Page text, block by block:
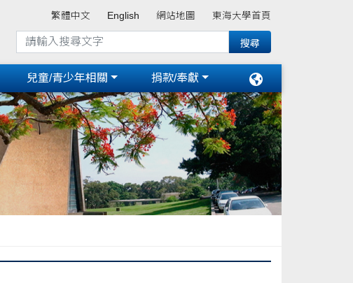
繁體中文 English 網站地圖 東海大學首頁
兒童/青少年相關 捐款/奉獻